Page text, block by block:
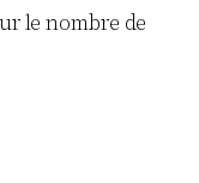
le nombre de